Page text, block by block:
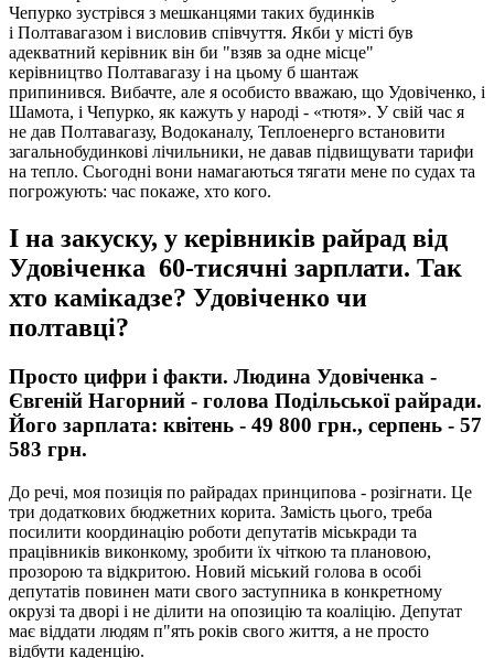
Чепурко зустрівся з мешканцями таких будинків
і Полтавагазом і висловив співчуття. Якби у місті був
адекватний керівник він би "взяв за одне місце"
керівництво Полтавагазу і на цьому б шантаж
припинився. Вибачте, але я особисто вважаю, що Удовіченко, і
Шамота, і Чепурко, як кажуть у народі - «тютя». У свій час я
не дав Полтавагазу, Водоканалу, Теплоенерго встановити
загальнобудинкові лічильники, не давав підвищувати тарифи
на тепло. Сьогодні вони намагаються тягати мене по судах та
погрожують: час покаже, хто кого.
І на закуску, у керівників райрад від
Удовіченка 60-тисячні зарплати. Так
хто камікадзе? Удовіченко чи
полтавці?
Просто цифри і факти. Людина Удовіченка -
Євгеній Нагорний - голова Подільської райради.
Його зарплата: квітень - 49 800 грн., серпень - 57
583 грн.
До речі, моя позиція по райрадах принципова - розігнати. Це
три додаткових бюджетних корита. Замість цього, треба
посилити координацію роботи депутатів міськради та
працівників виконкому, зробити їх чіткою та плановою,
прозорою та відкритою. Новий міський голова в особі
депутатів повинен мати свого заступника в конкретному
окрузі та дворі і не ділити на опозицію та коаліцію. Депутат
має віддати людям п"ять років свого життя, а не просто
відбути каденцію.